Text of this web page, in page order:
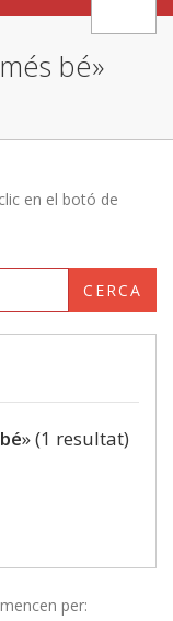
bé»
en el botó de
CERCA
» (1 resultat)
per: